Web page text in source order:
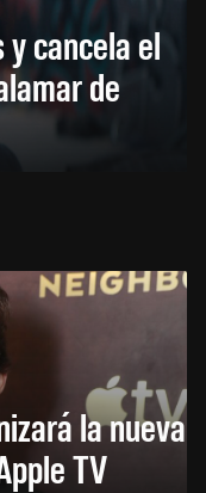
cancela el
de
la nueva
TV